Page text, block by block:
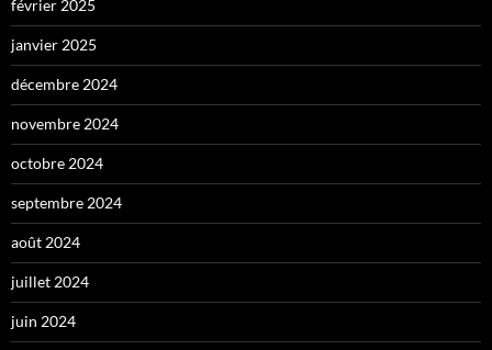
février 2025
janvier 2025
décembre 2024
novembre 2024
octobre 2024
septembre 2024
août 2024
juillet 2024
juin 2024